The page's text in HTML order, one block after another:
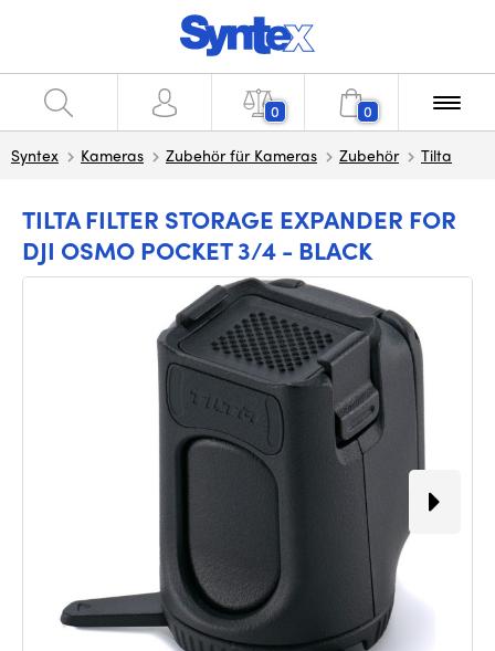
0 0
Syntex Kameras Zubehör für Kameras Zubehör Tilta
TILTA FILTER STORAGE EXPANDER FOR
DJI OSMO POCKET 3/4 - BLACK